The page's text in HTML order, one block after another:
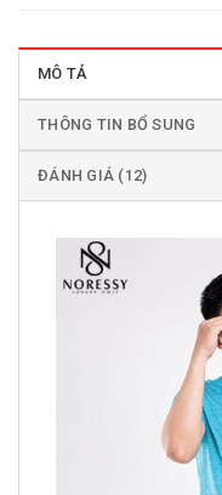
MÔ TẢ
THÔNG TIN BỔ SUNG
ĐÁNH GIÁ (12)